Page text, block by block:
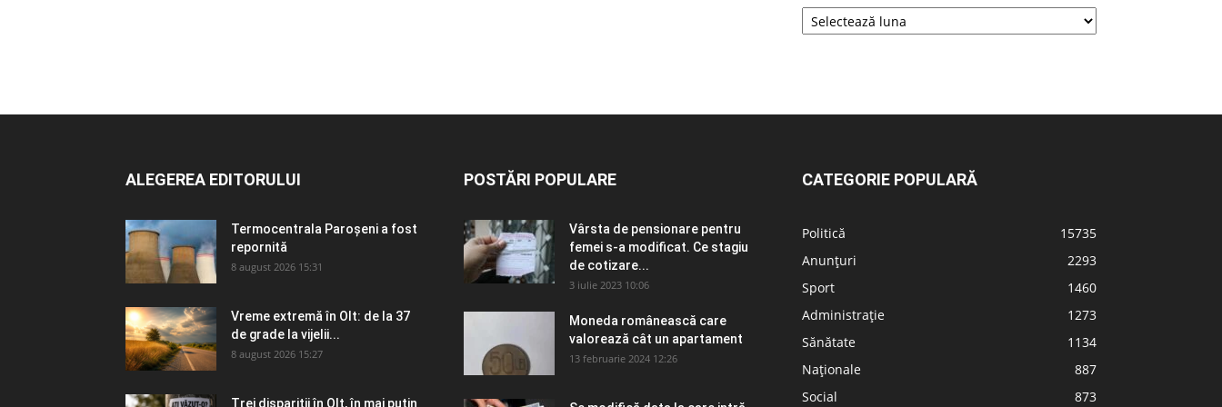
ALEGEREA EDITORULUI
Termocentrala Paroșeni a fost
repornită
8 august 2026 15:31
Vreme extremă în Olt: de la 37
de grade la vijelii...
8 august 2026 15:27
Trei dispariții în Olt, în mai puțin
POSTĂRI POPULARE
Vârsta de pensionare pentru
femei s-a modificat. Ce stagiu
de cotizare...
3 iulie 2023 10:06
Moneda românească care
valorează cât un apartament
13 februarie 2024 12:26
CATEGORIE POPULARĂ
Politică
15735
Anunțuri
2293
Sport
1460
Administrație
1273
Sănătate
1134
Naționale
887
Social
873